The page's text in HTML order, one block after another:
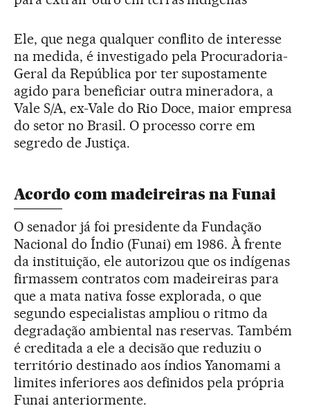
Ele, que nega qualquer conflito de interesse
na medida, é investigado pela Procuradoria-
Geral da República por ter supostamente
agido para beneficiar outra mineradora, a
Vale S/A, ex-Vale do Rio Doce, maior empresa
do setor no Brasil. O processo corre em
segredo de Justiça.
Acordo com madeireiras na Funai
O senador já foi presidente da Fundação
Nacional do Índio (Funai) em 1986. À frente
da instituição, ele autorizou que os indígenas
firmassem contratos com madeireiras para
que a mata nativa fosse explorada, o que
segundo especialistas ampliou o ritmo da
degradação ambiental nas reservas. Também
é creditada a ele a decisão que reduziu o
território destinado aos índios Yanomami a
limites inferiores aos definidos pela própria
Funai anteriormente.